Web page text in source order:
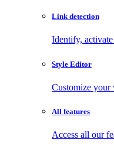
Link detection
Identify,
Style Editor
Customize
All features
Access all our